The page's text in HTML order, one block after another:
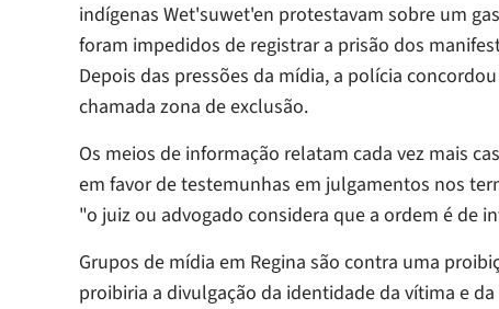
indígenas Wet'suwet'en protestavam sobre um
foram impedidos de registrar a prisão dos
Depois das pressões da mídia, a polícia
chamada zona de exclusão.
Os meios de informação relatam cada vez mais
em favor de testemunhas em julgamentos nos
"o juiz ou advogado considera que a ordem é de
Grupos de mídia em Regina são contra uma
proibiria a divulgação da identidade da vítima e